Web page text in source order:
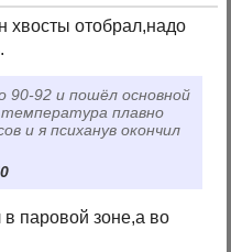
хвосты отобрал,надо
90-92 и пошёл основной
плавно
и я психанув окончил
паровой зоне,а во